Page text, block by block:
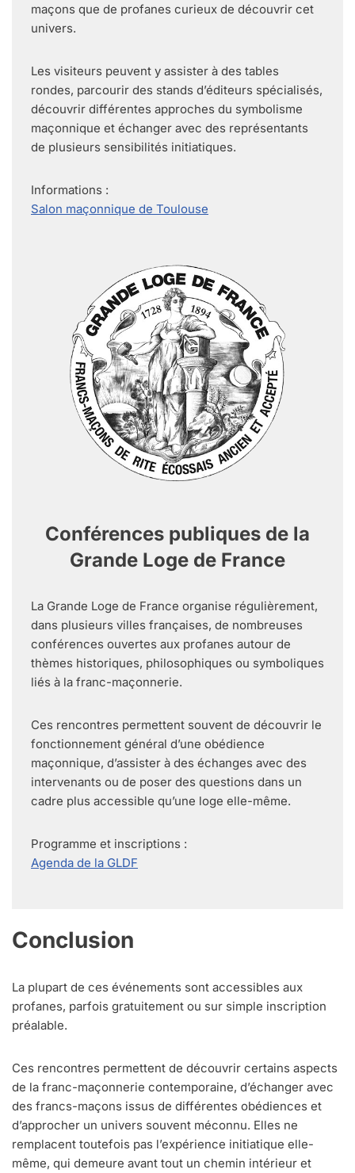
maçons que de profanes curieux de découvrir cet
univers.
Les visiteurs peuvent y assister à des tables
rondes, parcourir des stands d’éditeurs spécialisés,
découvrir différentes approches du symbolisme
maçonnique et échanger avec des représentants
de plusieurs sensibilités initiatiques.
Informations :
Salon maçonnique de Toulouse
Conférences publiques de la
Grande Loge de France
La Grande Loge de France organise régulièrement,
dans plusieurs villes françaises, de nombreuses
conférences ouvertes aux profanes autour de
thèmes historiques, philosophiques ou symboliques
liés à la franc-maçonnerie.
Ces rencontres permettent souvent de découvrir le
fonctionnement général d’une obédience
maçonnique, d’assister à des échanges avec des
intervenants ou de poser des questions dans un
cadre plus accessible qu’une loge elle-même.
Programme et inscriptions :
Agenda de la GLDF
Conclusion
La plupart de ces événements sont accessibles aux
profanes, parfois gratuitement ou sur simple inscription
préalable.
Ces rencontres permettent de découvrir certains aspects
de la franc-maçonnerie contemporaine, d’échanger avec
des francs-maçons issus de différentes obédiences et
d’approcher un univers souvent méconnu. Elles ne
remplacent toutefois pas l’expérience initiatique elle-
même, qui demeure avant tout un chemin intérieur et